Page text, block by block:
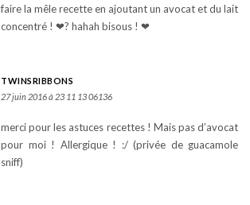
faire la mêle recette en ajoutant un avocat et du lait
concentré ! ❤? hahah bisous ! ❤
TWINSRIBBONS
27 juin 2016 à 23 11 13 06136
merci pour les astuces recettes ! Mais pas d’avocat
pour moi ! Allergique ! :/ (privée de guacamole
sniff)